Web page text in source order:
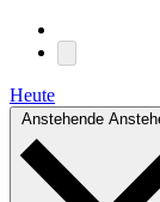
Heute
Anstehende